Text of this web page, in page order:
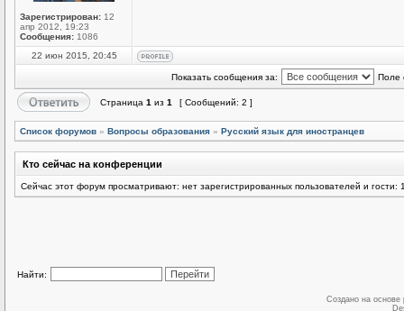
Зарегистрирован: 12
апр 2012, 19:23
Сообщения: 1086
22 июн 2015, 20:45
Показать сообщения за: Поле
Страница 1 из 1 [ Сообщений: 2 ]
Список форумов » Вопросы образования » Русский язык для иностранцев
Кто сейчас на конференции
Сейчас этот форум просматривают: нет зарегистрированных пользователей и гости:
Найти:
Создано на основе